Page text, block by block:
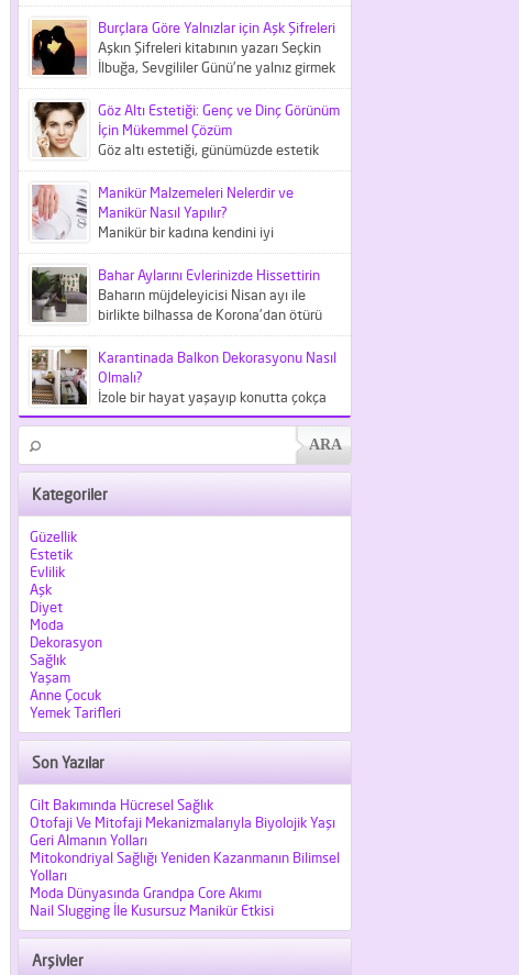
maliyetli bir iş haline geldi....
Burçlara Göre Yalnızlar için Aşk Şifreleri
Aşkın Şifreleri kitabının yazarı Seçkin
İlbuğa, Sevgililer Günü'ne yalnız girmek
istemeyenler içni aşk şifreleri
hakkında...
Göz Altı Estetiği: Genç ve Dinç Görünüm
İçin Mükemmel Çözüm
Göz altı estetiği, günümüzde estetik
tıbbın önemli bir parçası olarak kabul
edilir ve göz çevresindeki...
Manikür Malzemeleri Nelerdir ve
Manikür Nasıl Yapılır?
Manikür bir kadına kendini iyi
hissettiren kişisel bakım
uygulamalarından biridir. Peki, bunun
için gerekli manikür...
Bahar Aylarını Evlerinizde Hissettirin
Baharın müjdeleyicisi Nisan ayı ile
birlikte bilhassa de Korona'dan ötürü
meskende kaldığımız şu günlerde
kıyafetlerden...
Karantinada Balkon Dekorasyonu Nasıl
Olmalı?
İzole bir hayat yaşayıp konutta çokça
vakit geçirdiğimiz şu günlerde
Kategoriler
Güzellik
Estetik
Evlilik
Aşk
Diyet
Moda
Dekorasyon
Sağlık
Yaşam
Anne Çocuk
Yemek Tarifleri
Son Yazılar
Cilt Bakımında Hücresel Sağlık
Otofaji Ve Mitofaji Mekanizmalarıyla Biyolojik Yaşı
Geri Almanın Yolları
Mitokondriyal Sağlığı Yeniden Kazanmanın Bilimsel
Yolları
Moda Dünyasında Grandpa Core Akımı
Nail Slugging İle Kusursuz Manikür Etkisi
Arşivler